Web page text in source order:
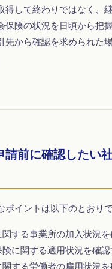
得して終わりではなく、
保険の状況を日頃から把
先から確認を求められた
請前に確認したい
ポイントは以下のとおりで
する事業所の加入状況を
に関する適用状況を確認
関する労働者の雇用状況